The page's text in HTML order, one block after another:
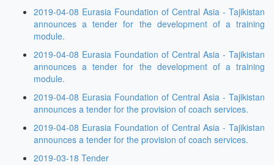
2019-04-08 Eurasia Foundation of Central Asia - Tajikistan
announces a tender for the development of a training
module.
2019-04-08 Eurasia Foundation of Central Asia - Tajikistan
announces a tender for the development of a training
module.
2019-04-08 Eurasia Foundation of Central Asia - Tajikistan
announces a tender for the provision of coach services.
2019-04-08 Eurasia Foundation of Central Asia - Tajikistan
announces a tender for the provision of coach services.
2019-03-18 Tender